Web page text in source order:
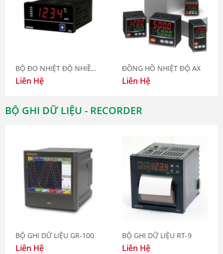
BỘ ĐO NHIỆT ĐỘ NHIỀU KÊNH TP3
Liên Hệ
ĐỒNG HỒ NHIỆT ĐỘ AX
Liên Hệ
BỘ GHI DỮ LIỆU - RECORDER
BỘ GHI DỮ LIỆU GR-100
Liên Hệ
BỘ GHI DỮ LIỆU RT-9
Liên Hệ